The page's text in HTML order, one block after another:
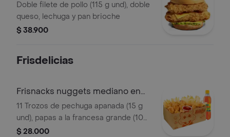
Doble filete de pollo (115 g und), doble
queso, lechuga y pan brioche
$ 38.900
Frisdelicias
Frisnacks nuggets mediano en
caja
11 Trozos de pechuga apanada (15 g
und), papas a la francesa grande (100
g), gaseosa (400 ml)
$ 28.000